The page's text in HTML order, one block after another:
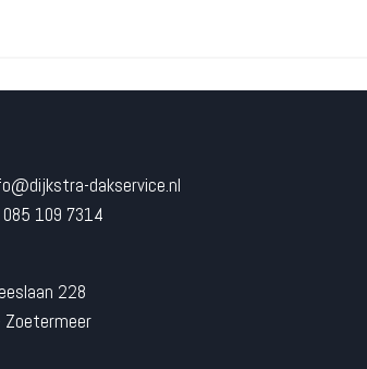
dakservice.nl
109 7314
228
Zoetermeer